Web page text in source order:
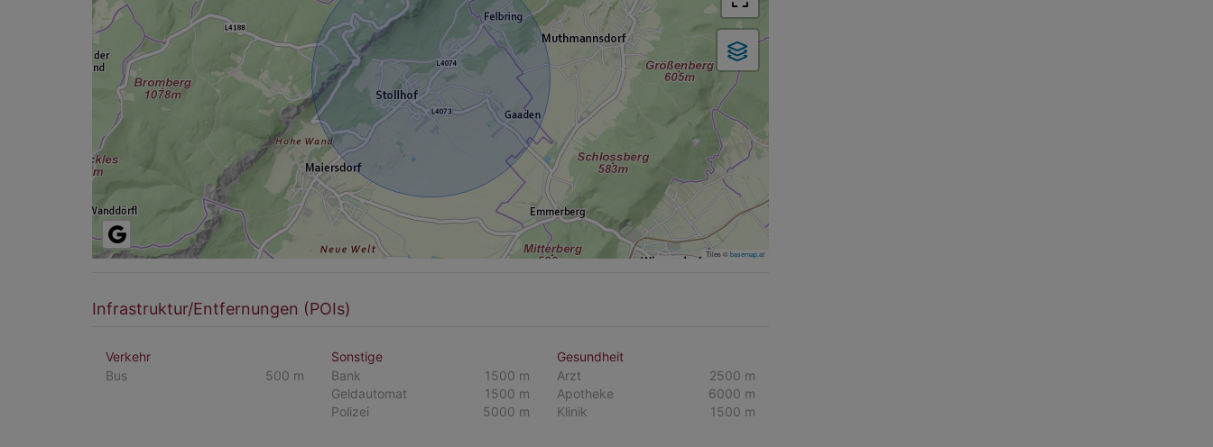
Tiles ©basemap.at
Infrastruktur/Entfernungen (POIs)
Verkehr
Bus
500 m
Sonstige
Bank
1500 m
Geldautomat
1500 m
Polizei
5000 m
Gesundheit
Arzt
2500 m
Apotheke
6000 m
Klinik
1500 m